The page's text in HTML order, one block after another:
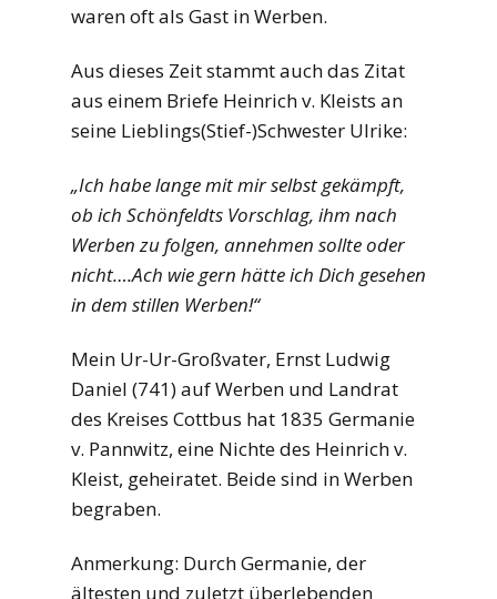
waren oft als Gast in Werben.
Aus dieses Zeit stammt auch das Zitat
aus einem Briefe Heinrich v. Kleists an
seine Lieblings(Stief-)Schwester Ulrike:
„Ich habe lange mit mir selbst gekämpft,
ob ich Schönfeldts Vorschlag, ihm nach
Werben zu folgen, annehmen sollte oder
nicht….Ach wie gern hätte ich Dich gesehen
in dem stillen Werben!“
Mein Ur-Ur-Großvater, Ernst Ludwig
Daniel (741) auf Werben und Landrat
des Kreises Cottbus hat 1835 Germanie
v. Pannwitz, eine Nichte des Heinrich v.
Kleist, geheiratet. Beide sind in Werben
begraben.
Anmerkung: Durch Germanie, der
ältesten und zuletzt überlebenden